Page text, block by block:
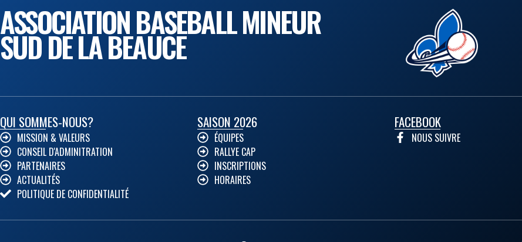
ASSOCIATION BASEBALL MINEUR
SUD DE LA BEAUCE
QUI SOMMES-NOUS?
MISSION & VALEURS
CONSEIL D'ADMINITRATION
PARTENAIRES
ACTUALITÉS
POLITIQUE DE CONFIDENTIALITÉ
SAISON 2026
ÉQUIPES
RALLYE CAP
INSCRIPTIONS
HORAIRES
FACEBOOK
NOUS SUIVRE